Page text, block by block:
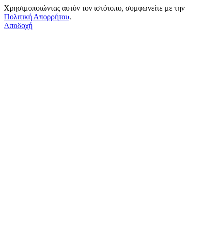
Χρησιμοποιώντας αυτόν τον ιστότοπο, συμφωνείτε με την
Πολιτική Απορρήτου.
Αποδοχή